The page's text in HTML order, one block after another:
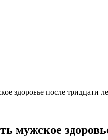
здоровье после тридцати
мужское